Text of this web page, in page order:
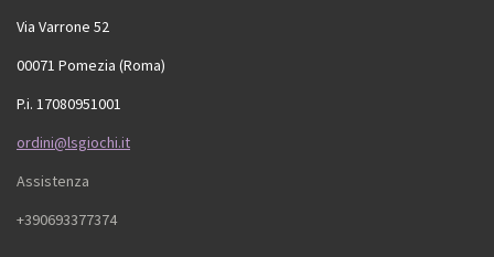
Via Varrone 52
00071 Pomezia (Roma)
P.i. 17080951001
ordini@lsgiochi.it
Assistenza
+390693377374